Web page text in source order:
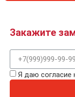
Закажите
Я даю согласие